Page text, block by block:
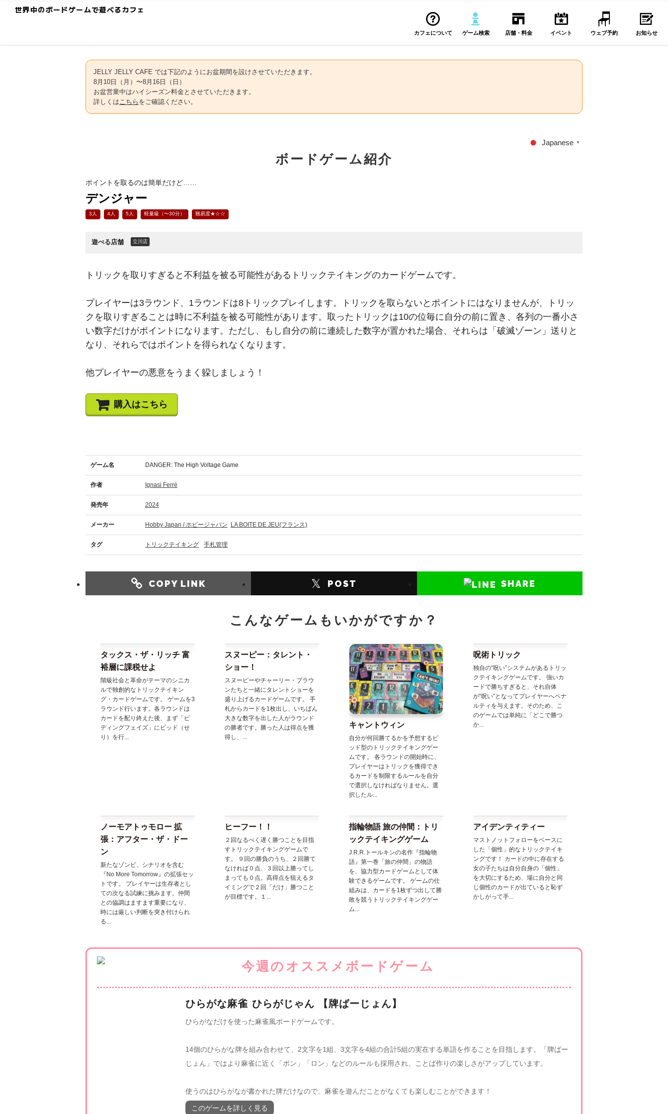
世界中のボードゲームで遊べるカフェ
カフェについて ゲーム検索 店舗・料金 イベント ウェブ予約 お知らせ
JELLY JELLY CAFE では下記のようにお盆期間を設けさせていただきます。
8月10日（月）〜8月16日（日）
お盆営業中はハイシーズン料金とさせていただきます。
詳しくはこちら をご確認ください。
Japanese ▼
ボードゲーム紹介
ポイントを取るのは簡単だけど……
デンジャー
3人 4人 5人 軽量級（〜30分） 難易度★☆☆
遊べる店舗 立川店
トリックを取りすぎると不利益を被る可能性があるトリックテイキングのカードゲームです。
プレイヤーは3ラウンド、1ラウンドは8トリックプレイします。トリックを取らないとポイントにはなりませんが、トリッ
クを取りすぎることは時に不利益を被る可能性があります。取ったトリックは10の位毎に自分の前に置き、各列の一番小さ
い数字だけがポイントになります。ただし、もし自分の前に連続した数字が置かれた場合、それらは「破滅ゾーン」送りと
なり、それらではポイントを得られなくなります。
他プレイヤーの悪意をうまく躱しましょう！
購入はこちら
ゲーム名 DANGER: The High Voltage Game
作者 Ignasi Ferré
発売年 2024
メーカー Hobby Japan / ホビージャパン LA BOITE DE JEU(フランス)
タグ トリックテイキング 手札管理
COPY LINK 𝕏 POST SHARE
こんなゲームもいかがですか？
タックス・ザ・リッチ 富
裕層に課税せよ
階級社会と革命がテーマのシニカ
ルで独創的なトリックテイキン
グ・カードゲームです。 ゲームを3
ラウンド行います。各ラウンドは
カードを配り終えた後、まず「ビ
ディングフェイズ」にビッド（せ
り）を行...
スヌーピー：タレント・
ショー！
スヌーピーやチャーリー・ブラウ
ンたちと一緒にタレントショーを
盛り上げるカードゲームです。 手
札からカードを1枚出し、いちばん
大きな数字を出した人がラウンド
の勝者です。勝った人は得点を獲
得し、...
キャントウィン
自分が何回勝てるかを予想するビ
ッド型のトリックテイキングゲー
ムです。 各ラウンドの開始時に、
プレイヤーはトリックを獲得でき
るカードを制限するルールを自分
で選択しなければなりません。選
択したル...
呪術トリック
独自の“呪い”システムがあるトリッ
クテイキングゲームです。 強いカ
ードで勝ちすぎると、それ自体
が“呪い”となってプレイヤーへペナ
ルティを与えます。そのため、こ
のゲームでは単純に「どこで勝つ
か...
ノーモアトゥモロー 拡
張：アフター・ザ・ドー
ン
新たなゾンビ、シナリオを含む
『No More Tomorrow』の拡張セッ
トです。 プレイヤーは生存者とし
ての次なる試練に挑みます。仲間
との協調はますます重要になり、
時には厳しい判断を突き付けられ
る...
ヒーフー！！
２回なるべく遅く勝つことを目指
すトリックテイキングゲームで
す。 ９回の勝負のうち、２回勝て
なければ０点、３回以上勝ってし
まっても０点。高得点を狙えるタ
イミングで２回「だけ」勝つこと
が目標です。１...
指輪物語 旅の仲間：トリ
ックテイキングゲーム
J.R.R.トールキンの名作『指輪物
語』第一巻「旅の仲間」の物語
を、協力型カードゲームとして体
験できるゲームです。 ゲームの仕
組みは、カードを1枚ずつ出して勝
敗を競うトリックテイキングゲー
ム...
アイデンティティー
マストノットフォローをベースに
した「個性」的なトリックテイキ
ングです！ カードの中に存在する
女の子たちは自分自身の「個性」
を大切にするため、場に自分と同
じ個性のカードが出ていると恥ず
かしがって手...
ひらがな麻雀 ひらがじゃん 【牌ばーじょん】
ひらがなだけを使った麻雀風ボードゲームです。
14個のひらがな牌を組み合わせて、2文字を1組、3文字を4組の合計5組の実在する単語を作ることを目指します。「牌ばー
じょん」ではより麻雀に近く「ポン」「ロン」などのルールも採用され、ことば作りの楽しさがアップしています。
使うのはひらがなが書かれた牌だけなので、麻雀を遊んだことがなくても楽しむことができます！
このゲームを詳しく見る